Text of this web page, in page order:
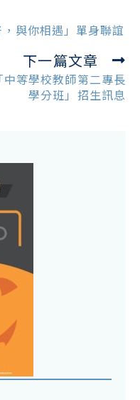
與你相遇」單身聯誼
下一篇文章
等學校教師第二專長
學分班」招生訊息